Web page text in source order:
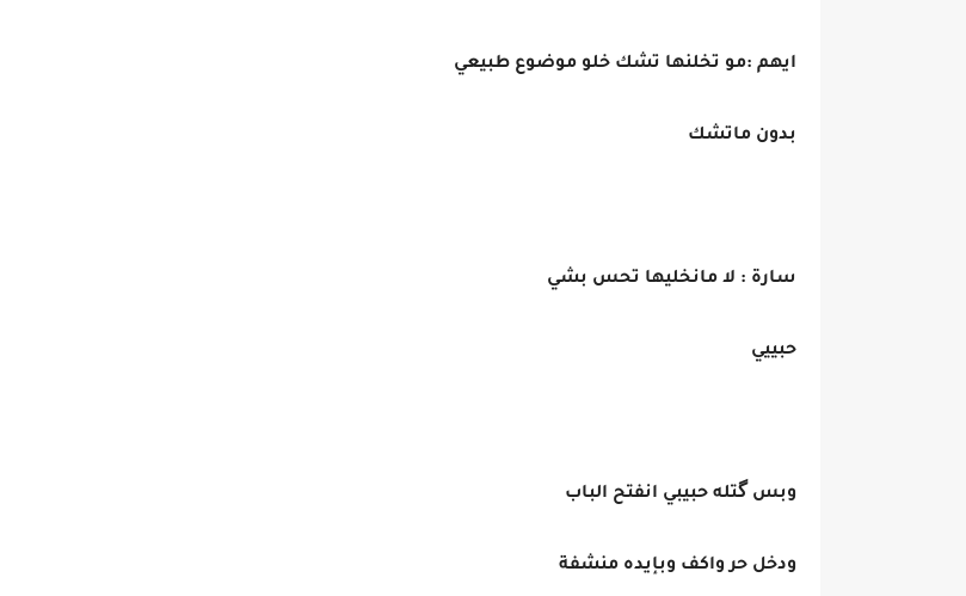
ايهم :مو تخلنها تشك خلو موضوع طبيعي
بدون ماتشك
سارة : لا مانخليها تحس بشي
حبييي
وبس گتله حبيبي انفتح الباب
ودخل حر واكف وبإيده منشفة